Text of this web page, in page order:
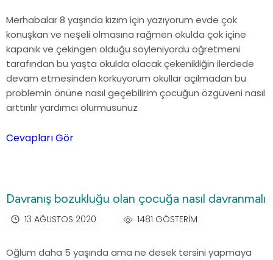
Merhabalar 8 yaşında kızım için yazıyorum evde çok
konuşkan ve neşeli olmasına rağmen okulda çok içine
kapanık ve çekingen olduğu söyleniyordu öğretmeni
tarafından bu yaşta okulda olacak çekenikliğin ilerdede
devam etmesinden korkuyorum okullar açılmadan bu
problemin önüne nasıl geçebilirim çocuğun özgüveni nasıl
arttırılır yardımcı olurmusunuz
Cevapları Gör
Davranış bozukluğu olan çocuğa nasıl davranmalı
13 AĞUSTOS 2020 1481 GÖSTERIM
Oğlum daha 5 yaşında ama ne desek tersini yapmaya